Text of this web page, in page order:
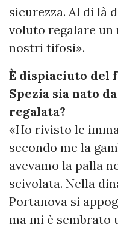
sicurezza. Al di là
voluto regalare
nostri tifosi».
È dispiaciuto del
Spezia sia nato
regalata?
«Ho rivisto le
secondo me la
avevamo la palla
scivolata. Nella
Portanova si
ma mi è sembrato